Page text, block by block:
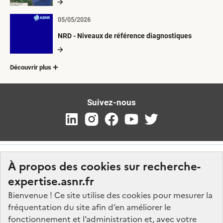
À propos des cookies sur recherche-
expertise.asnr.fr
Bienvenue ! Ce site utilise des cookies pour mesurer la
fréquentation du site afin d’en améliorer le
fonctionnement et l’administration et, avec votre
NRD - Niveaux de référence diagnostiques
05/05/2026
Découvrir plus
Suivez-nous
Nos marchés